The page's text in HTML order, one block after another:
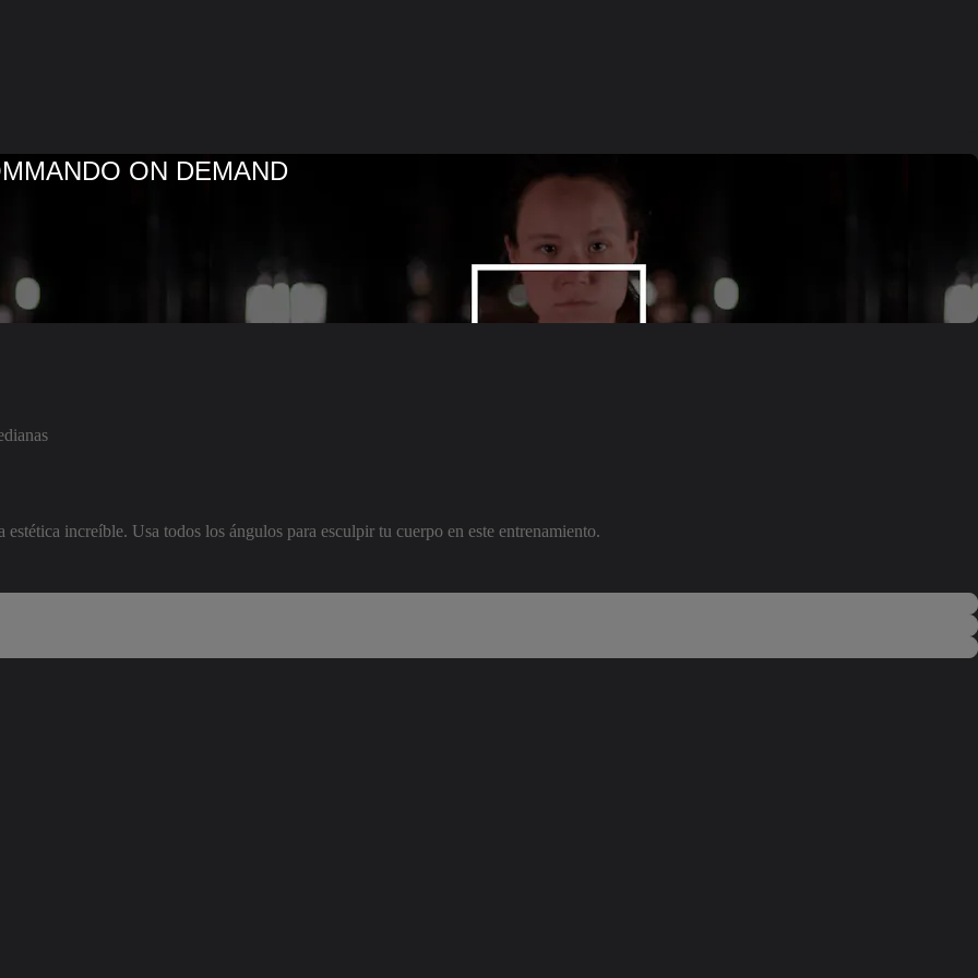
ON DEMAND
increíble. Usa todos los ángulos para esculpir tu cuerpo en este entrenamiento.